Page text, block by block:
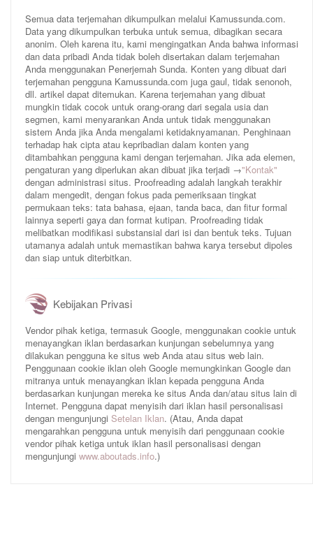
Semua data terjemahan dikumpulkan melalui Kamussunda.com.
Data yang dikumpulkan terbuka untuk semua, dibagikan secara
anonim. Oleh karena itu, kami mengingatkan Anda bahwa informasi
dan data pribadi Anda tidak boleh disertakan dalam terjemahan
Anda menggunakan Penerjemah Sunda. Konten yang dibuat dari
terjemahan pengguna Kamussunda.com juga gaul, tidak senonoh,
dll. artikel dapat ditemukan. Karena terjemahan yang dibuat
mungkin tidak cocok untuk orang-orang dari segala usia dan
segmen, kami menyarankan Anda untuk tidak menggunakan
sistem Anda jika Anda mengalami ketidaknyamanan. Penghinaan
terhadap hak cipta atau kepribadian dalam konten yang
ditambahkan pengguna kami dengan terjemahan. Jika ada elemen,
pengaturan yang diperlukan akan dibuat jika terjadi →"Kontak"
dengan administrasi situs. Proofreading adalah langkah terakhir
dalam mengedit, dengan fokus pada pemeriksaan tingkat
permukaan teks: tata bahasa, ejaan, tanda baca, dan fitur formal
lainnya seperti gaya dan format kutipan. Proofreading tidak
melibatkan modifikasi substansial dari isi dan bentuk teks. Tujuan
utamanya adalah untuk memastikan bahwa karya tersebut dipoles
dan siap untuk diterbitkan.
Kebijakan Privasi
Vendor pihak ketiga, termasuk Google, menggunakan cookie untuk
menayangkan iklan berdasarkan kunjungan sebelumnya yang
dilakukan pengguna ke situs web Anda atau situs web lain.
Penggunaan cookie iklan oleh Google memungkinkan Google dan
mitranya untuk menayangkan iklan kepada pengguna Anda
berdasarkan kunjungan mereka ke situs Anda dan/atau situs lain di
Internet. Pengguna dapat menyisih dari iklan hasil personalisasi
dengan mengunjungi Setelan Iklan. (Atau, Anda dapat
mengarahkan pengguna untuk menyisih dari penggunaan cookie
vendor pihak ketiga untuk iklan hasil personalisasi dengan
mengunjungi www.aboutads.info.)